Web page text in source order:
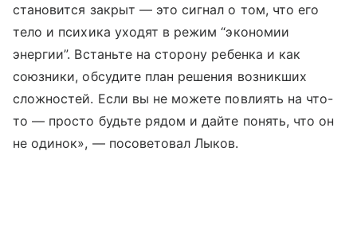
становится закрыт — это сигнал о том, что его
тело и психика уходят в режим “экономии
энергии”. Встаньте на сторону ребенка и как
союзники, обсудите план решения возникших
сложностей. Если вы не можете повлиять на что-
то — просто будьте рядом и дайте понять, что он
не одинок», — посоветовал Лыков.